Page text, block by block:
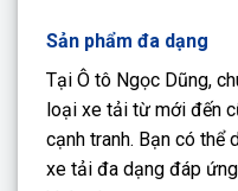
Sản phẩm đa dạng
Tại Ô tô Ngọc Dũng,
loại xe tải từ mới đến
cạnh tranh. Bạn có thể
xe tải đa dạng đáp